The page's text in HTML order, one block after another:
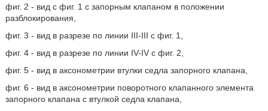
фиг. 2 - вид с фиг. 1 с запорным клапаном в положении
разблокирования,
фиг. 3 - вид в разрезе по линии III-III с фиг. 1,
фиг. 4 - вид в разрезе по линии IV-IV с фиг. 2,
фиг. 5 - вид в аксонометрии втулки седла запорного клапана,
фиг. 6 - вид в аксонометрии поворотного клапанного элемента
запорного клапана с втулкой седла клапана,